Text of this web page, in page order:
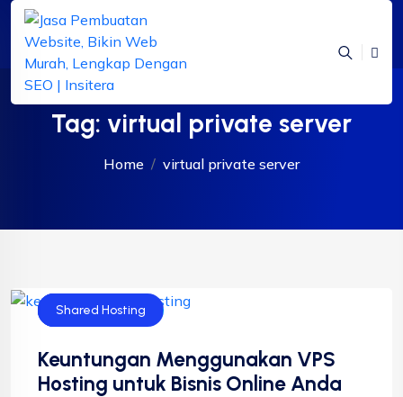
Tag: virtual private server
Home virtual private server
Bisnis
Cloud Hosting
Shared Hosting
Keuntungan Menggunakan VPS
Hosting untuk Bisnis Online Anda